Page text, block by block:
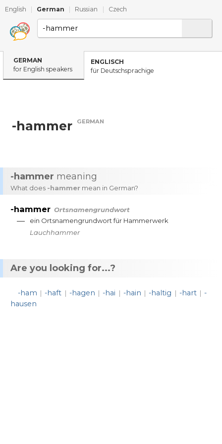
English German Russian Czech
GERMAN
for English speakers
ENGLISCH
für Deutschsprachige
-hammer GERMAN
-hammer meaning
What does -hammer mean in German?
-hammer Ortsnamengrundwort
— ein Ortsnamengrundwortfür Hammerwerk
Lauchhammer
Are you looking for...?
-ham | -haft | -hagen | -hai | -hain | -haltig | -hart | -
hausen